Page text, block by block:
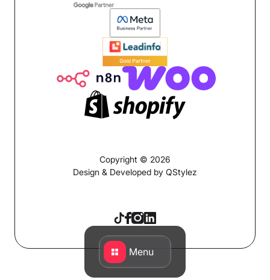
Menu
Copyright © 2026
Design & Developed by QStylez